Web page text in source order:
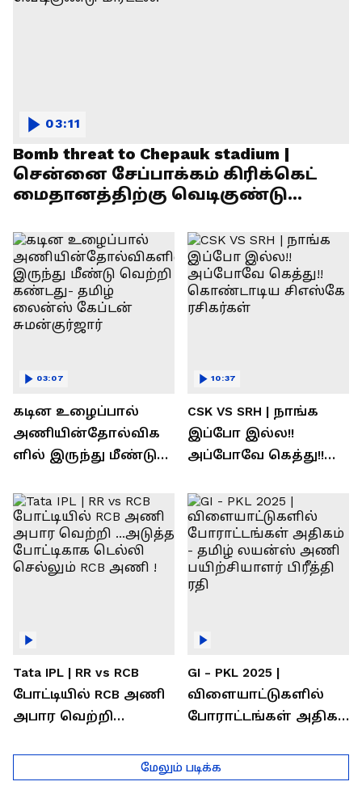
Bomb threat to Chepauk stadium |
சென்னை சேப்பாக்கம் கிரிக்கெட்
மைதானத்திற்கு வெடிகுண்டு
03:11
கடின உழைப்பால்
அணியின்தோல்விக
ளில் இருந்து மீண்டு
தமிழ் லைன்ஸ்
கேப்டன் சுமன்குர்ஜார்
03:07
CSK VS SRH | நாங்க
இப்போ இல்ல!!
அப்போவே கெத்து!!
சிஎஸ்கே ரசிகர்கள்
10:37
Tata IPL | RR vs RCB
போட்டியில் RCB அணி
அபார வெற்றி
டெல்லி செல்லும் RCB
அணி !
GI - PKL 2025 |
விளையாட்டுகளில்
போராட்டங்கள் அதிகம்
பயிற்சியாளர் பிரீத்தி
ரதி
மேலும் படிக்க